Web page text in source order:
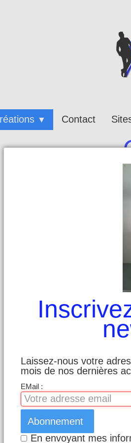
▼ Contact
Laissez-nous votre
mois de nos dernières
EMail :
Abonnement
En envoyant mes